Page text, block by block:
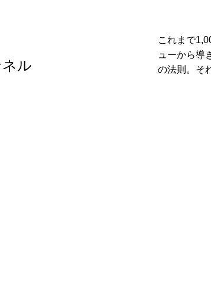
ル
これまで
ューから導
の法則。そ